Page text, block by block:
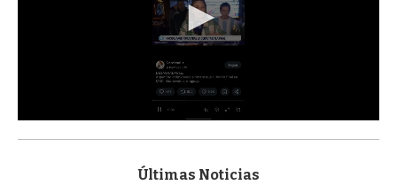
s
Últimas Noticias